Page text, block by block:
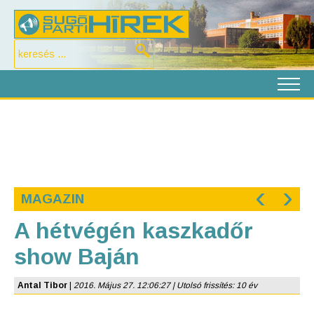
MAGAZIN ‹ ›
A hétvégén kaszkadőr
show Baján
Antal Tibor 2016. Május 27. 12:06:27 | Utolsó frissítés: 10 év